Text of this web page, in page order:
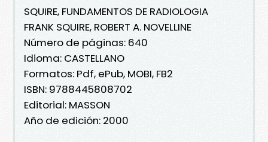
SQUIRE, FUNDAMENTOS DE RADIOLOGIA
FRANK SQUIRE, ROBERT A. NOVELLINE
Número de páginas: 640
Idioma: CASTELLANO
Formatos: Pdf, ePub, MOBI, FB2
ISBN: 9788445808702
Editorial: MASSON
Año de edición: 2000